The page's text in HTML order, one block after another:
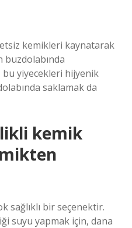
kemikleri kaynatarak
bu yiyecekleri hijyenik
saklamak da
kemik
sağlıklı bir seçenektir.
suyu yapmak için, dana